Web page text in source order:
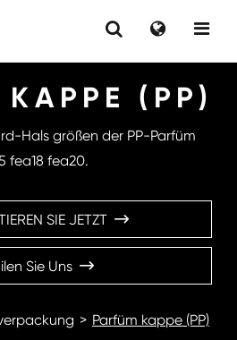
KAPPE (PP)
Hals größen der PP-Parfüm
fea18 fea20.
SIE JETZT 
Sie Uns 
Parfüm kappe (PP)